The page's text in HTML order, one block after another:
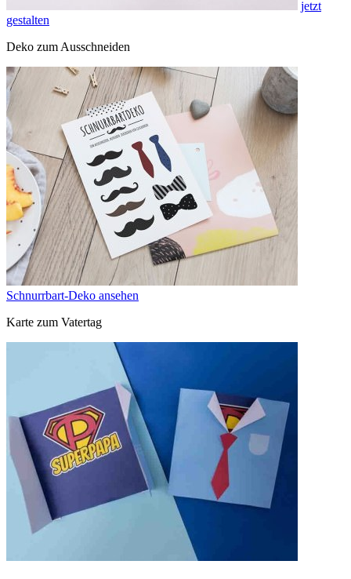
jetzt
gestalten
Deko zum Ausschneiden
Schnurrbart-Deko ansehen
Karte zum Vatertag